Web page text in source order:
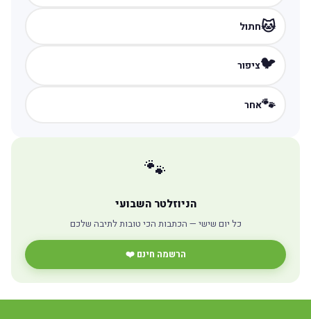
🐱חתול
🐦ציפור
🐾אחר
🐾
הניוזלטר השבועי
כל יום שישי — הכתבות הכי טובות לתיבה שלכם
הרשמה חינם ❤️